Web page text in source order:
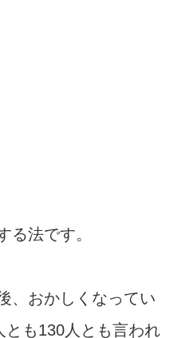
る法です。
、おかしくなってい
とも130人とも言われ